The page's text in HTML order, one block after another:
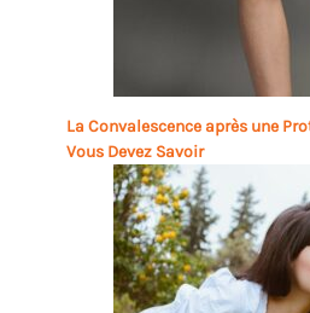
La Convalescence après une
Vous Devez Savoir